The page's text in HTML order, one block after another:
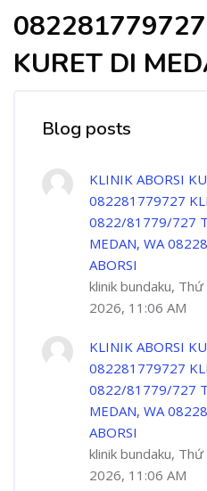
KURET DI
Blog posts
KLINIK ABORSI
082281779727
0822/81779/727
MEDAN, WA
ABORSI
klinik bundaku,
2026, 11:06 AM
KLINIK ABORSI
082281779727
0822/81779/727
MEDAN, WA
ABORSI
klinik bundaku,
2026, 11:06 AM